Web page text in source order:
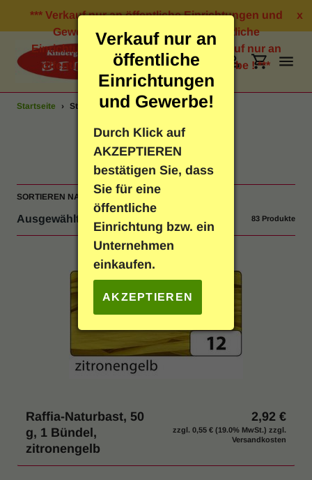
Verkauf nur an
öffentliche
Einrichtungen
und Gewerbe!
Durch Klick auf
AKZEPTIEREN
bestätigen Sie, dass
Sie für eine
öffentliche
Einrichtung bzw. ein
Unternehmen
einkaufen.
AKZEPTIEREN
Direkt
Inhalt
*** Verkauf nur an öffentliche Einrichtungen und
Gewerbe ! *** Verkauf nur an öffentliche
Einrichtungen und Gewerbe ! *** Verkauf nur an
öffentliche Einrichtungen und Gewerbe ! ***
x
SuchenEinloggen
Schreibwaren
Geschenkartikel
Spielen & Lernen
Indoor & Outdoor
% SALE
Startseite › Stoffe
S
a
m
m
l
u
n
:
Stoffe
SORTIEREN NACH
83 Produkte
Raffia-Naturbast, 50
g, 1 Bündel,
zitronengelb
2,92 €
zzgl. 0,55 € (19.0% MwSt.) zzgl.
Versandkosten